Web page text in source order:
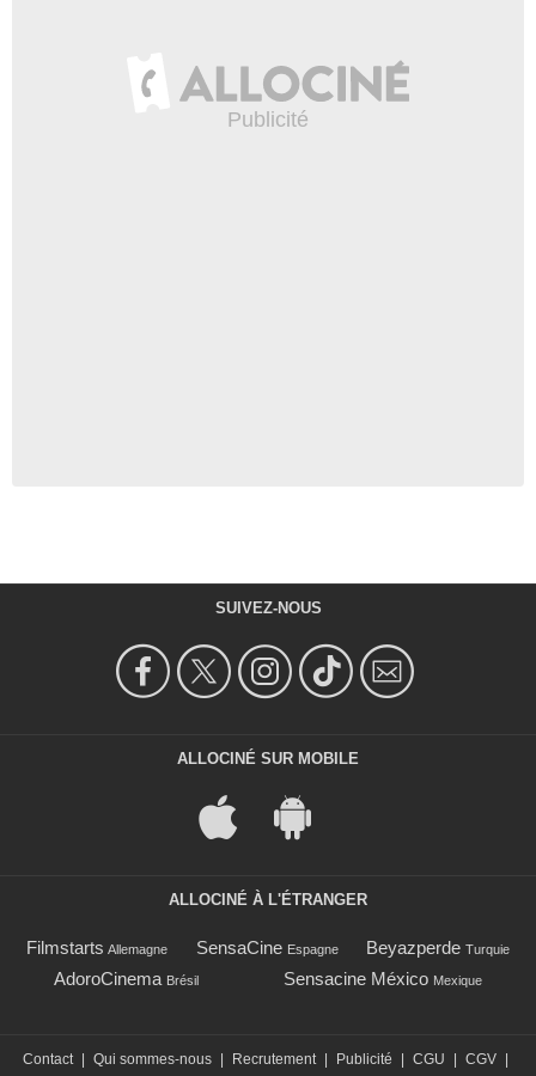
SUIVEZ-NOUS
ALLOCINÉ SUR MOBILE
ALLOCINÉ À L'ÉTRANGER
Filmstarts Allemagne SensaCine Espagne Beyazperde Turquie
AdoroCinema Brésil Sensacine México Mexique
Contact Qui sommes-nous Recrutement Publicité CGU CGV